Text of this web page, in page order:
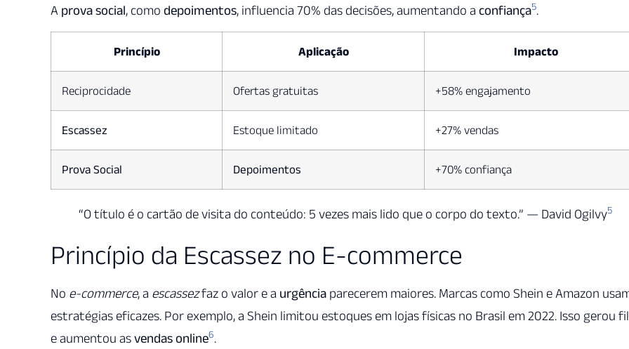
A prova social, como depoimentos, influencia 70% das decisões, aumentando a confiança5.
Princípio Aplicação Impacto
Reciprocidade Ofertas gratuitas +58% engajamento
Escassez Estoque limitado +27% vendas
Prova Social Depoimentos +70% confiança
“O título é o cartão de visita do conteúdo: 5 vezes mais lido que o corpo do texto.” — David Ogilvy5
Princípio da Escassez no E-commerce
No e-commerce, a escassezfaz o valor e a urgência parecerem maiores. Marcas como Shein e Amazon
estratégias eficazes. Por exemplo, a Shein limitou estoques em lojas físicas no Brasil em 2022. Isso gerou
e aumentou asvendas online6.